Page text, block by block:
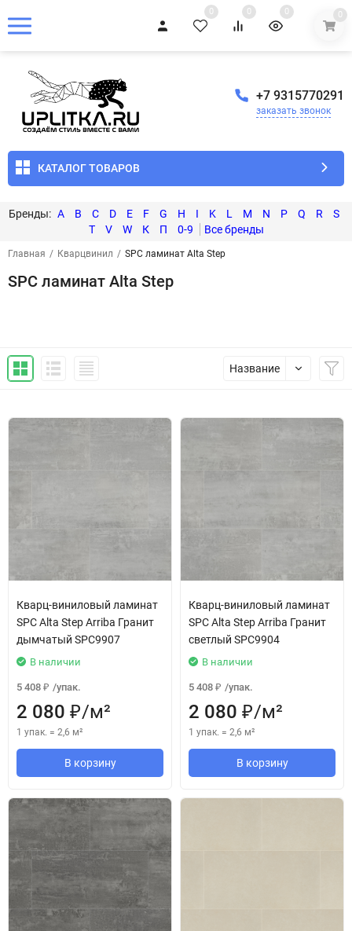
0 0 0 0
+7 9315770291
заказать звонок
КАТАЛОГ ТОВАРОВ
A B C D E F G H I K L M N P Q R
S
T
V W К П 0-9
Главная / Кварцвинил / SPC ламинат Alta Step
SPC ламинат Alta Step
Название
Кварц-виниловый ламинат
SPC Alta Step Arriba Гранит
дымчатый SPC9907
В наличии
5 408 ₽ /упак.
2 080 ₽/м²
1 упак. = 2,6 м²
В корзину
Кварц-виниловый ламинат
SPC Alta Step Arriba Гранит
светлый SPC9904
В наличии
5 408 ₽ /упак.
2 080 ₽/м²
1 упак. = 2,6 м²
В корзину